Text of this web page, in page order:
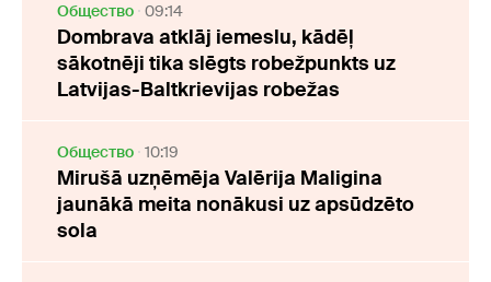
Oбщество 09:14
Dombrava atklāj iemeslu, kādēļ
sākotnēji tika slēgts robežpunkts uz
Latvijas-Baltkrievijas robežas
Oбщество 10:19
Mirušā uzņēmēja Valērija Maligina
jaunākā meita nonākusi uz apsūdzēto
sola